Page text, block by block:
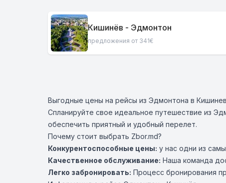
Кишинёв - Эдмонтон
предложения от 341€
Выгодные цены на рейсы из Эдмонтона в Кишинев
Спланируйте свое идеальное путешествие из
обеспечить приятный и удобный перелет.
Почему стоит выбрать Zbor.md?
Конкурентоспособные цены: у нас одни из
Качественное обслуживание: Наша команда
Легко забронировать: Процесс бронирования